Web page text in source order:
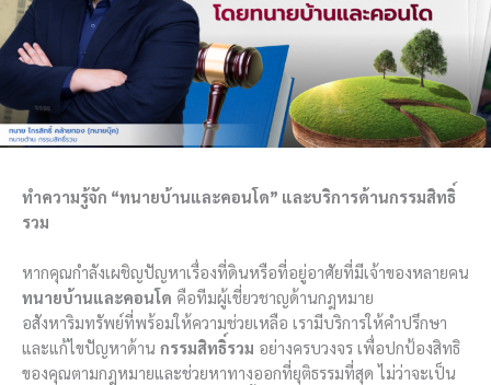
ทำความรู้จัก “ทนายบ้านและคอนโด” และบริการด้านกรรมสิทธิ์
รวม
หากคุณกำลังเผชิญปัญหาเรื่องที่ดินหรือที่อยู่อาศัยที่มีเจ้าของหลายคน
ทนายบ้านและคอนโด คือทีมผู้เชี่ยวชาญด้านกฎหมาย
อสังหาริมทรัพย์ที่พร้อมให้ความช่วยเหลือ เรามีบริการให้คำปรึกษา
และแก้ไขปัญหาด้าน กรรมสิทธิ์รวม อย่างครบวงจร เพื่อปกป้องสิทธิ
ของคุณตามกฎหมายและช่วยหาทางออกที่ยุติธรรมที่สุด ไม่ว่าจะเป็น